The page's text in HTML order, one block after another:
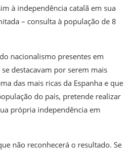
à independência catalã em sua
– consulta à população de 8
nacionalismo presentes em
destacavam por serem mais
das mais ricas da Espanha e que
do país, pretende realizar
própria independência em
não reconhecerá o resultado. Se